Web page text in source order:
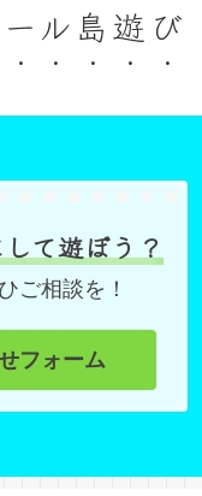
ル島遊び
て遊ぼう？
ご相談を！
フォーム